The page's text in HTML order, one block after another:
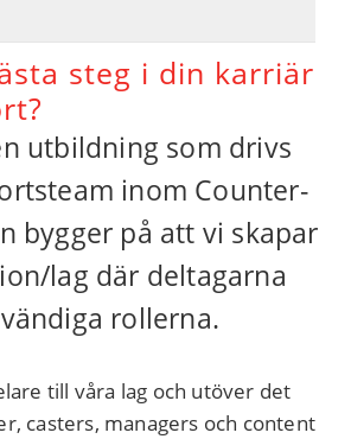
steg i din karriär
utbildning som drivs
inom Counter-
bygger på att vi skapar
lag där deltagarna
rollerna.
till våra lag och utöver det
casters, managers och content